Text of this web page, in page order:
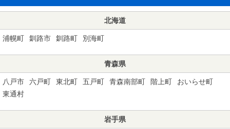
北海道
浦幌町 釧路市 釧路町 別海町
青森県
八戸市 六戸町 東北町 五戸町 青森南部町 階上町
おいらせ町
東通村
岩手県